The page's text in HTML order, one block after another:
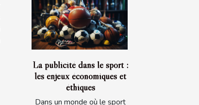
La publicité dans le sport :
les enjeux économiques et
éthiques
Dans un monde où le sport